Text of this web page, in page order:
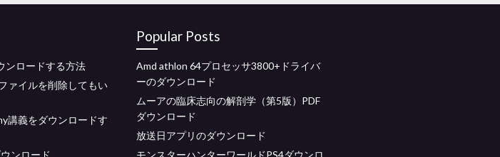
ンロードする方法
ァイルを削除してもい
講義をダウンロードす
ンロード
Popular Posts
Amd athlon 64プロセッサ3800+ドライバ
ーのダウンロード
ムーアの臨床志向の解剖学（第5版）PDF
ダウンロード
放送日アプリのダウンロード
モンスターハンターワールドPS4ダウンロ